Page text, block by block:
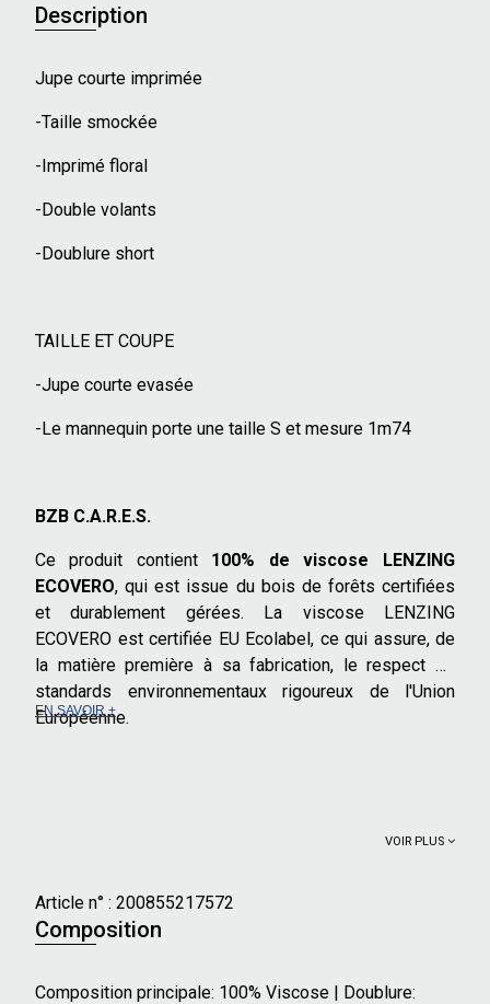
Description
Jupe courte imprimée
-Taille smockée
-Imprimé floral
-Double volants
-Doublure short
TAILLE ET COUPE
-Jupe courte evasée
-Le mannequin porte une taille S et mesure 1m74
BZB C.A.R.E.S.
Ce produit contient 100% de viscose LENZING
ECOVERO, qui est issue du bois de forêts certifiées
et durablement gérées. La viscose LENZING
ECOVERO est certifiée EU Ecolabel, ce qui assure, de
la matière première à sa fabrication, le respect de
standards environnementaux rigoureux de l'Union
Européenne.
EN SAVOIR +
VOIR PLUS
Article n° : 200855217572
Composition
Composition principale: 100% Viscose | Doublure: